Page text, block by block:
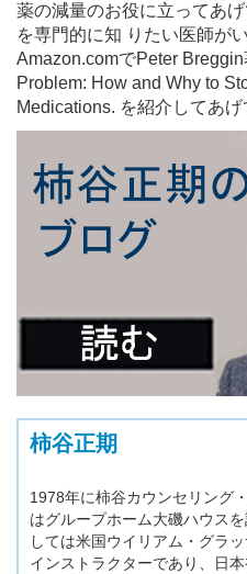
薬の減量のお役に立ってあ
を専門的に知 りたい医師が
Amazon.comでPeter
Problem: How and Why to
Medications. を紹介してあげ
柿谷正期
1978年に柿谷カウンセリング
はグループホーム大磯ハウス
しては米国ウイリアム・グラ
インストラクターであり、日